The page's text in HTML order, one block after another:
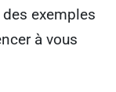
exemples
à vous